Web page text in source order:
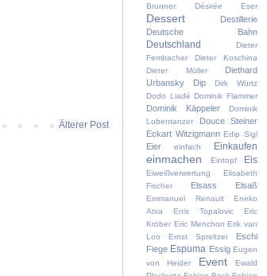
Älterer Post
Brunner
Désirée Eser
Dessert
Destillerie
Deutsche Bahn
Deutschland
Dieter
Fembacher
Dieter Koschina
Dieter Müller
Diethard
Urbansky
Dip
Dirk Würtz
Dodo Liadé Dominik Flammer
Dominik Käppeler
Dominik
Lobentanzer
Douce Steiner
Eckart Witzigmann Edip Sigl
Eier einfach Einkaufen
einmachen Eintopf Eis
Eiweißverwertung
Elisabeth
Fischer
Elsass Elsaß
Emmanuel Renault
Eneko
Atxa
Enis Topalovic
Eric
Kröber Eric Menchon Erik van
Loo
Ernst Spreitzer
Eschi
Fiege Espuma Essig Eugen
von Heider
Event
Ewald